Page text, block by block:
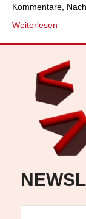
Kommentare,
Weiterlesen